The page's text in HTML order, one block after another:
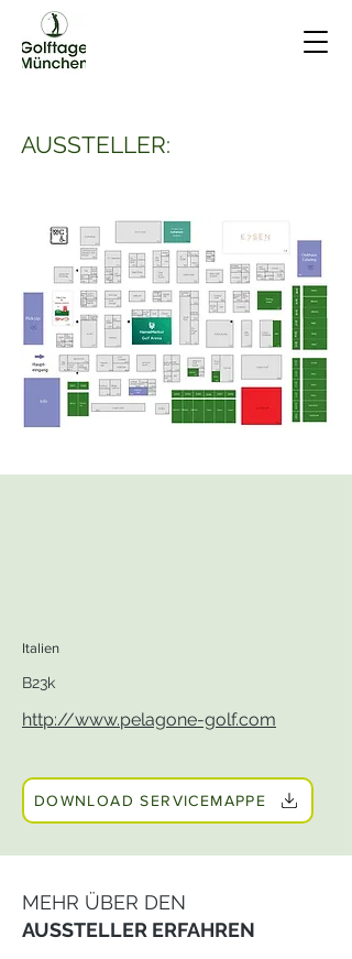
AUSSTELLER:
Italien
B23k
http://www.pelagone-golf.com
DOWNLOAD SERVICEMAPPE
MEHR ÜBER DEN
AUSSTELLER ERFAHREN